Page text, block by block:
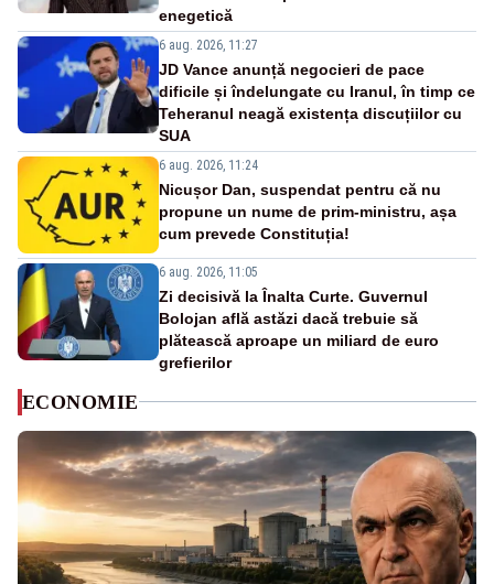
enegetică
6 aug. 2026, 11:27
JD Vance anunță negocieri de pace
dificile și îndelungate cu Iranul, în timp ce
Teheranul neagă existența discuțiilor cu
SUA
6 aug. 2026, 11:24
Nicușor Dan, suspendat pentru că nu
propune un nume de prim-ministru, așa
cum prevede Constituția!
6 aug. 2026, 11:05
Zi decisivă la Înalta Curte. Guvernul
Bolojan află astăzi dacă trebuie să
plătească aproape un miliard de euro
grefierilor
ECONOMIE